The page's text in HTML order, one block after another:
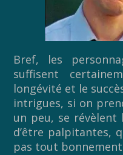
Bref, les
suffisent
longévité et le
intrigues, si on
un peu, se
d’être palpitantes,
pas tout